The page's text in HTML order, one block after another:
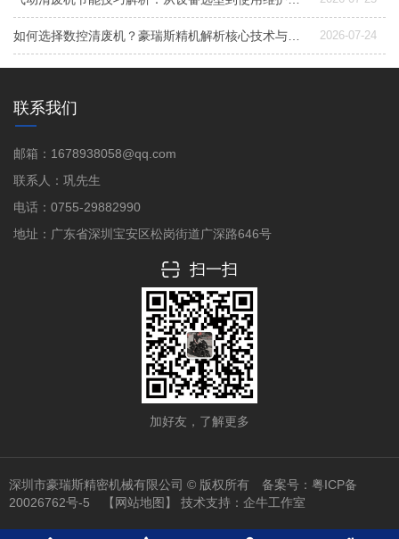
2026-07-24
联系我们
邮箱：1678938058@qq.com
联系人：巩先生
电话：0755-29882990
地址：广东省深圳宝安区松岗街道广深路646号
扫一扫
加好友，了解更多
深圳市豪瑞斯精密机械有限公司 © 版权所有 备案号： 粤ICP备
20026762号-5
【网站地图】 技术支持： 企牛工作室